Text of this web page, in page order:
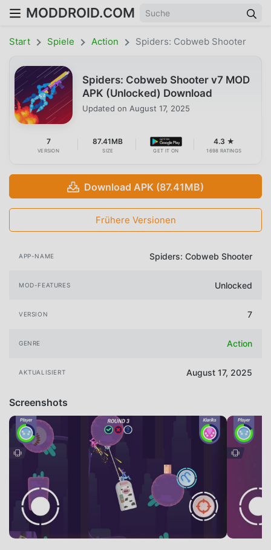
MODDROID.COM
Start Spiele Action Spiders: Cobweb Shooter
Spiders: Cobweb Shooter v7 MOD
APK (Unlocked) Download
Updated on August 17, 2025
7
VERSION
87.41MB
SIZE GET IT ON
4.3 ★
1698 RATINGS
Download APK (87.41MB)
Frühere Versionen
APP-NAME Spiders: Cobweb Shooter
MOD-FEATURES Unlocked
VERSION 7
GENRE Action
AKTUALISIERT August 17, 2025
Screenshots